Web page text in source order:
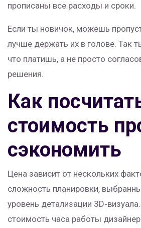
прописаны все расходы и сроки.
Если ты новичок, можешь
лучше держать их в голове. Так
что платишь, а не просто
решения.
Как
стоимость
сэкономить
Цена зависит от нескольких
сложность планировки,
уровень детализации
стоимость часа работы